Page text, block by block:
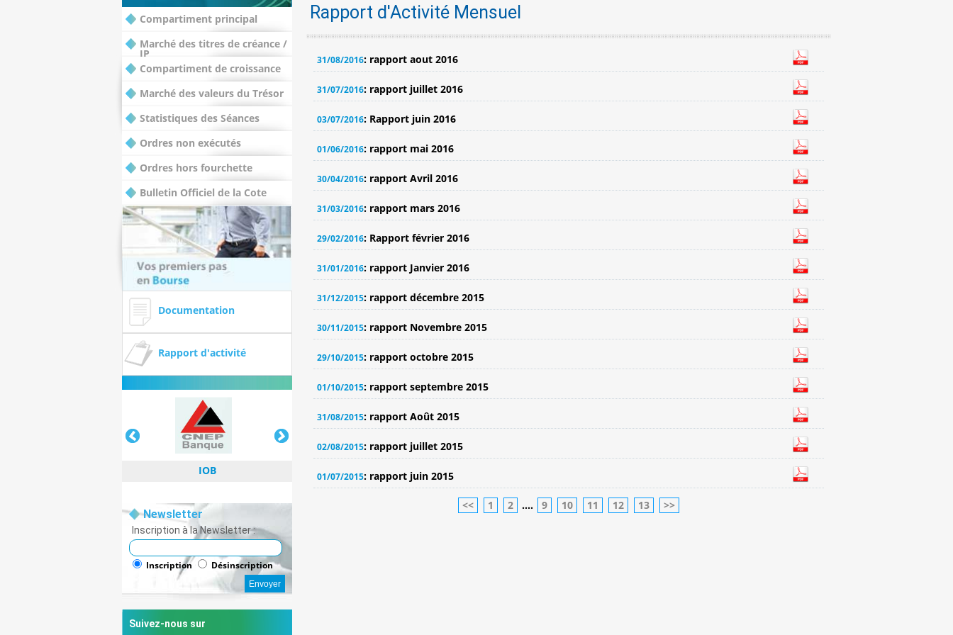
Compartiment principal
Marché des titres de créance /
IP
Compartiment de croissance
Marché des valeurs du Trésor
Statistiques des Séances
Ordres non exécutés
Ordres hors fourchette
Bulletin Officiel de la Cote
Documentation
Rapport d'activité
IOB
IOB
Newsletter
Inscription à la Newsletter :
Inscription Désinscription
Suivez-nous sur
Rapport d'Activité Mensuel
31/08/2016: rapport aout 2016
31/07/2016: rapport juillet 2016
03/07/2016: Rapport juin 2016
01/06/2016: rapport mai 2016
30/04/2016: rapport Avril 2016
31/03/2016: rapport mars 2016
29/02/2016: Rapport février 2016
31/01/2016: rapport Janvier 2016
31/12/2015: rapport décembre 2015
30/11/2015: rapport Novembre 2015
29/10/2015: rapport octobre 2015
01/10/2015: rapport septembre 2015
31/08/2015: rapport Août 2015
02/08/2015: rapport juillet 2015
01/07/2015: rapport juin 2015
<< 1 2 .... 9 10 11 12 13 >>